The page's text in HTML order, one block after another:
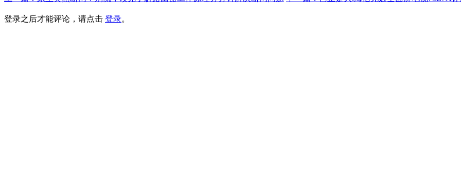
登录之后才能评论，请点击 登录。